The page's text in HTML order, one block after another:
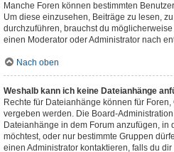
Manche Foren können bestimmten
Um diese einzusehen, Beiträge zu lesen,
durchzuführen, brauchst du
einen Moderator oder Administrator nach
Nach oben
Weshalb kann ich keine Dateianhänge
Rechte für Dateianhänge können für
vergeben werden. Die Board-
Dateianhänge in dem Forum anzufügen, in
möchtest, oder nur bestimmte Gruppen
einen Administrator kontaktieren, falls du